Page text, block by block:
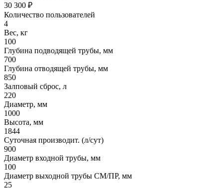
30 300 ₽
Количество пользователей
4
Вес, кг
100
Глубина подводящей трубы, мм
700
Глубина отводящей трубы, мм
850
Залповый сброс, л
220
Диаметр, мм
1000
Высота, мм
1844
Суточная производит. (л/сут)
900
Диаметр входной трубы, мм
100
Диаметр выходной трубы СМ/ПР, мм
25